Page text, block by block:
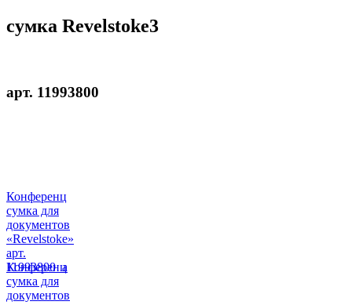
сумка Revelstoke3
арт. 11993800
Конференц
сумка для
документов
«Revelstoke»
арт.
11993800_a
Конференц
сумка для
документов